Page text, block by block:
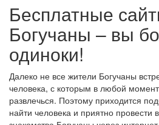
Бесплатные
Богучаны – вы
одиноки!
Далеко не все жители Богучаны
человека, с которым в любой
развлечься. Поэтому приходится
найти человека и приятно